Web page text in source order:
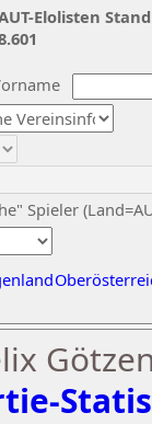
Spieler
Elolisten